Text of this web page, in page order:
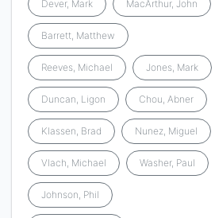
Dever, Mark MacArthur, John
Barrett, Matthew
Reeves, Michael Jones, Mark
Duncan, Ligon Chou, Abner
Klassen, Brad Nunez, Miguel
Vlach, Michael Washer, Paul
Johnson, Phil